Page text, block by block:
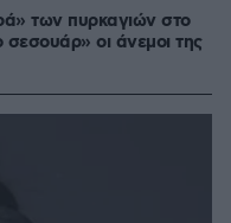
των πυρκαγιών στο
σεσουάρ» οι άνεμοι της